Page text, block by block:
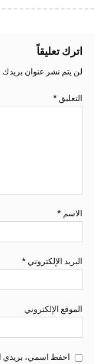
اترك تعليقاً
لن يتم نشر عنوان بريدك
التعليق *
الاسم *
البريد الإلكتروني *
الموقع الإلكتروني
احفظ اسمي، بريدي